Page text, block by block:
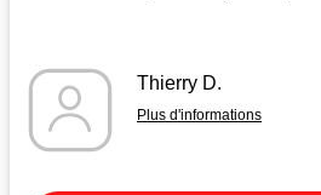
Thierry D.
Plus d'informations